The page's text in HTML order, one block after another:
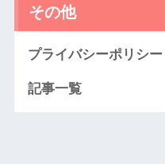
その他
プライバシーポリシー
記事一覧